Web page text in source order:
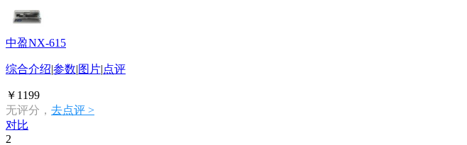
中盈NX-615
综合介绍|参数|图片|点评
￥1199
无评分， 去点评 >
对比
2